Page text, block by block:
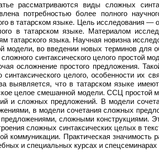
рассматриваются виды сложных
потребностью более полного
в татарском языке. Цель исследования —
в татарском языке. Материалом
татарского языка. Научная новизна
модели, во введении новых терминов для
синтаксического целого простой
осложнение простого предложения.
синтаксического целого, особенности их
выявляется, что в татарском языке
целое смешанной модели. ССЦ простой
и сложных предложений. В модели
в модели сочетания сложных
сложными конструкциями.
сложных синтаксических целых в
коммуникации. Практическая значимость
и специальных курсах и спецсеминарах